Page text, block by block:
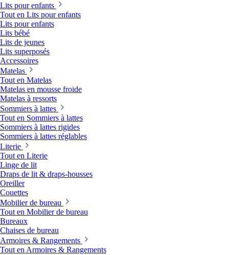
Lits pour enfants
Tout en Lits pour enfants
Lits pour enfants
Lits bébé
Lits de jeunes
Lits superposés
Accessoires
Matelas
Tout en Matelas
Matelas en mousse froide
Matelas à ressorts
Sommiers à lattes
Tout en Sommiers à lattes
Sommiers à lattes rigides
Sommiers à lattes réglables
Literie
Tout en Literie
Linge de lit
Draps de lit & draps-housses
Oreiller
Couettes
Mobilier de bureau
Tout en Mobilier de bureau
Bureaux
Chaises de bureau
Armoires & Rangements
Tout en Armoires & Rangements